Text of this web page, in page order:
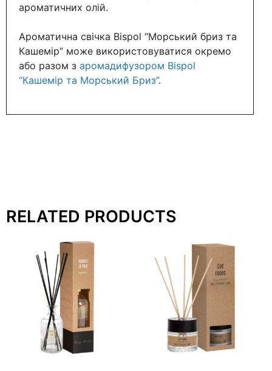
ароматичних олій.
Ароматична свічка Bispol “Морський бриз та
Кашемір” може використовуватися окремо
або разом з аромадифузором Bispol
“Кашемір та Морський Бриз”.
RELATED PRODUCTS